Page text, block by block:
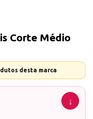
Corte Médio
desta marca